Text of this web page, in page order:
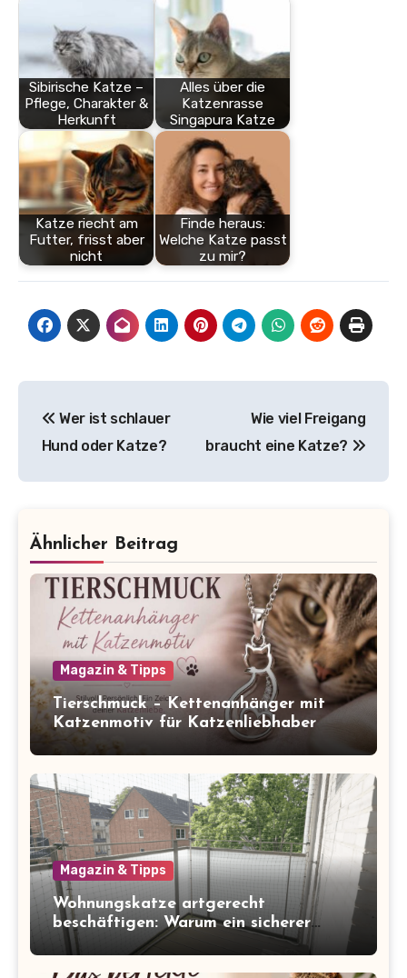
Sibirische Katze –
Pflege, Charakter &
Herkunft
Alles über die
Katzenrasse
Singapura Katze
Katze riecht am
Futter, frisst aber
nicht
Finde heraus:
Welche Katze passt
zu mir?
Wer ist schlauer
Hund oder Katze?
Wie viel Freigang
braucht eine Katze?
Ähnlicher Beitrag
Magazin & Tipps
Tierschmuck – Kettenanhänger mit
Katzenmotiv für Katzenliebhaber
Magazin & Tipps
Wohnungskatze artgerecht
beschäftigen: Warum ein sicherer
Balkon zum Freigang dazugehört